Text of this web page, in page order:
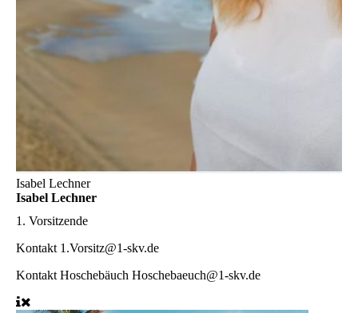
Isabel Lechner
Isabel Lechner
1. Vorsitzende
Kontakt 1.Vorsitz@1-skv.de
Kontakt Hoschebäuch Hoschebaeuch@1-skv.de